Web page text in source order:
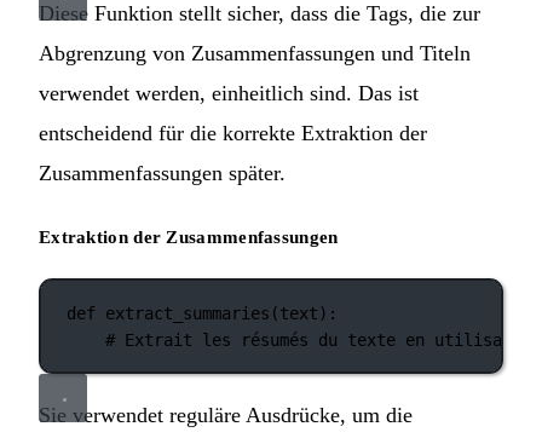
Diese Funktion stellt sicher, dass die Tags, die zur
Abgrenzung von Zusammenfassungen und Titeln
verwendet werden, einheitlich sind. Das ist
entscheidend für die korrekte Extraktion der
Zusammenfassungen später.
Extraktion der Zusammenfassungen
def extract_summaries (text):
# Extrait les résumés du texte en utilisant
Sie verwendet reguläre Ausdrücke, um die